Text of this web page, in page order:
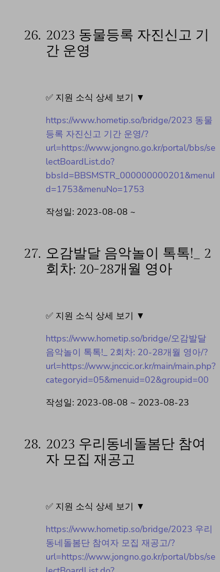
26. 2023 동물등록 자진신고 기
간 운영
✅ 지원 소식 상세 보기 ▼
https://www.hometip.so/bridge/2023 동물
등록 자진신고 기간 운영/?
url=https://www.jongno.go.kr/portal/bbs/se
lectBoardList.do?
bbsId=BBSMSTR_000000000201&menuI
d=1753&menuNo=1753
작성일: 2023-08-08 ~
27. 오감발달 음악놀이 톡톡!_ 2
회차: 20-28개월 영아
✅ 지원 소식 상세 보기 ▼
https://www.hometip.so/bridge/오감발달
음악놀이 톡톡!_ 2회차: 20-28개월 영아/?
url=https://www.jnccic.or.kr/main/main.php?
categoryid=05&menuid=02&groupid=00
작성일: 2023-08-08 ~ 2023-08-23
28. 2023 우리동네돌봄단 참여
자 모집 재공고
✅ 지원 소식 상세 보기 ▼
https://www.hometip.so/bridge/2023 우리
동네돌봄단 참여자 모집 재공고/?
url=https://www.jongno.go.kr/portal/bbs/se